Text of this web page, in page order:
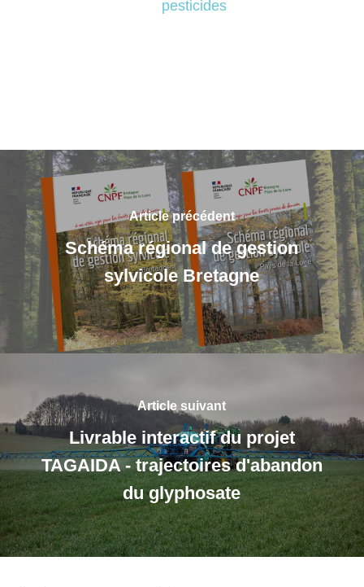
pesticides
Article précédent
Schéma régional de gestion
sylvicole Bretagne
Article suivant
Livrable interactif du projet
TAGAIDA - trajectoires d'abandon
du glyphosate